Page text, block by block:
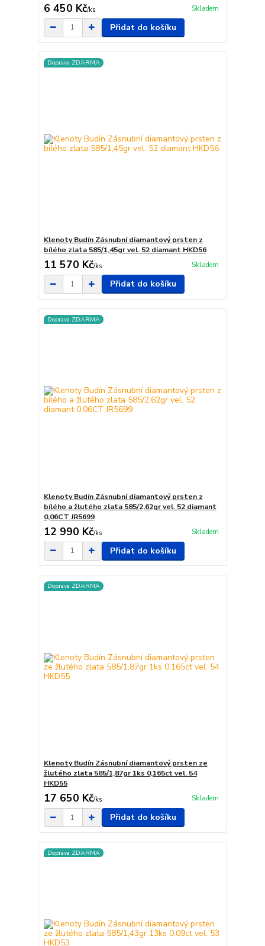
6 450 Kč/ks Skladem
Přidat do košíku
Doprava ZDARMA
Klenoty Budín Zásnubní diamantový prsten z
bílého zlata 585/1,45gr vel. 52 diamant HKD56
11 570 Kč/ks Skladem
Přidat do košíku
Doprava ZDARMA
Klenoty Budín Zásnubní diamantový prsten z
bílého a žlutého zlata 585/2,62gr vel. 52 diamant
0,06CT JR5699
12 990 Kč/ks Skladem
Přidat do košíku
Doprava ZDARMA
Klenoty Budín Zásnubní diamantový prsten ze
žlutého zlata 585/1,87gr 1ks 0,165ct vel. 54
HKD55
17 650 Kč/ks Skladem
Přidat do košíku
Doprava ZDARMA